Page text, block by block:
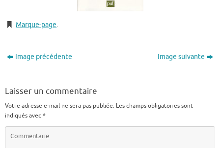
Marque-page.
Image précédente Image suivante
Laisser un commentaire
Votre adresse e-mail ne sera pas publiée. Les champs obligatoires sont
indiqués avec*